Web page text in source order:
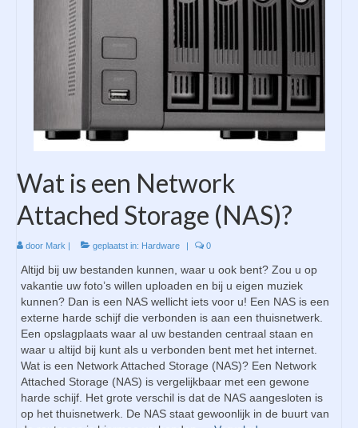
Wat is een Network
Attached Storage (NAS)?
door Mark | geplaatst in: Hardware | 0
Altijd bij uw bestanden kunnen, waar u ook bent? Zou u op
vakantie uw foto’s willen uploaden en bij u eigen muziek
kunnen? Dan is een NAS wellicht iets voor u! Een NAS is een
externe harde schijf die verbonden is aan een thuisnetwerk.
Een opslagplaats waar al uw bestanden centraal staan en
waar u altijd bij kunt als u verbonden bent met het internet.
Wat is een Network Attached Storage (NAS)? Een Network
Attached Storage (NAS) is vergelijkbaar met een gewone
harde schijf. Het grote verschil is dat de NAS aangesloten is
op het thuisnetwerk. De NAS staat gewoonlijk in de buurt van